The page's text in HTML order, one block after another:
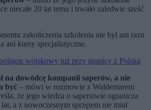
niecałe 20 lat temu i trwało zaledwie sześć
zakończenia szkolenia nie był ani razu
ani kursy specjalistyczne.
wojskowy tuż przy granicy z Polską
na dowódcę kompanii saperów, a nie
być – mówi w rozmowie z Waldemarem
że jego wiedza o saperstwie ogranicza
a z nowoczesnym sprzętem nie miał